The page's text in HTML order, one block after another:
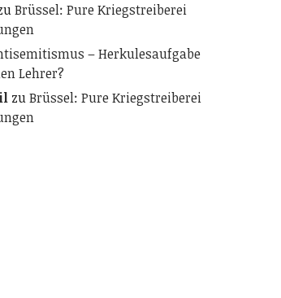
Brüssel: Pure Kriegstreiberei
– Herkulesaufgabe
Lehrer?
zuBrüssel: Pure Kriegstreiberei